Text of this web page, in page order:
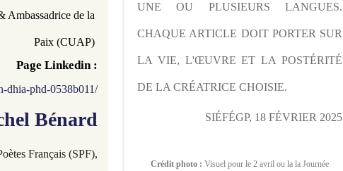
Ambassadrice de la
Paix (CUAP)
Page Linkedin :
dhia-phd-0538b011/
Bénard
Français (SPF),
UNE OU PLUSIEURS LANGUES.
CHAQUE ARTICLE DOIT PORTER SUR
LA VIE, L'ŒUVRE ET LA POSTÉRITÉ
DE LA CRÉATRICE CHOISIE.
SIÉFÉGP, 18 FÉVRIER 2025
Crédit photo : Visuel pour le 2 avril ou la la Journée